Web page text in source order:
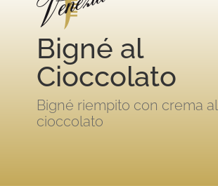
Bigné al
Cioccolato
Bigné riempito con crema al
cioccolato